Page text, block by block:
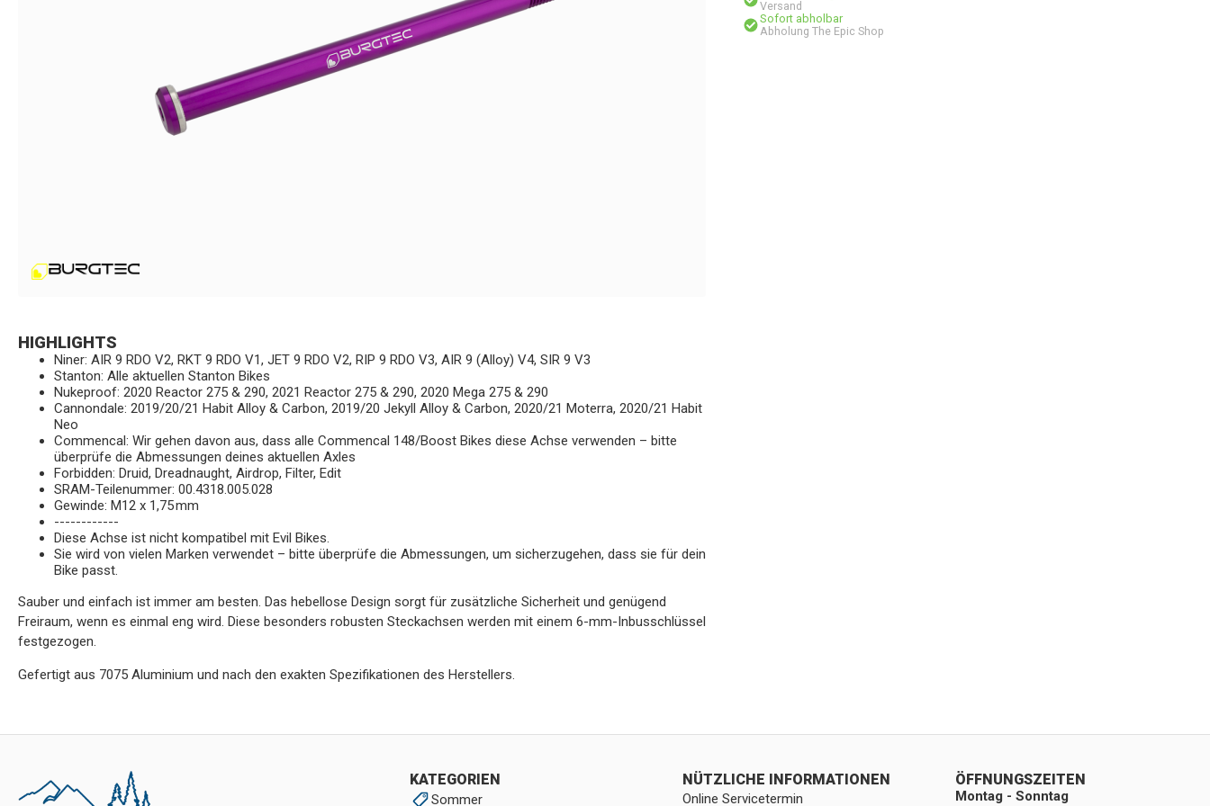
Versand
Sofort abholbar
Abholung The Epic Shop
HIGHLIGHTS
Niner: AIR 9 RDO V2, RKT 9 RDO V1, JET 9 RDO V2, RIP 9 RDO V3, AIR 9 (Alloy) V4, SIR 9 V3
Stanton: Alle aktuellen Stanton Bikes
Nukeproof: 2020 Reactor 275 & 290, 2021 Reactor 275 & 290, 2020 Mega 275 & 290
Cannondale: 2019/20/21 Habit Alloy & Carbon, 2019/20 Jekyll Alloy & Carbon, 2020/21 Moterra, 2020/21 Habit
Neo
Commencal: Wir gehen davon aus, dass alle Commencal 148/Boost Bikes diese Achse verwenden – bitte
überprüfe die Abmessungen deines aktuellen Axles
Forbidden: Druid, Dreadnaught, Airdrop, Filter, Edit
SRAM-Teilenummer: 00.4318.005.028
Gewinde: M12 x 1,75 mm
------------
Diese Achse ist nicht kompatibel mit Evil Bikes.
Sie wird von vielen Marken verwendet – bitte überprüfe die Abmessungen, um sicherzugehen, dass sie für dein
Bike passt.
Sauber und einfach ist immer am besten. Das hebellose Design sorgt für zusätzliche Sicherheit und genügend
Freiraum, wenn es einmal eng wird. Diese besonders robusten Steckachsen werden mit einem 6-mm-Inbusschlüssel
festgezogen.
Gefertigt aus 7075 Aluminium und nach den exakten Spezifikationen des Herstellers.
KATEGORIEN
Sommer
NÜTZLICHE INFORMATIONEN
Online Servicetermin
ÖFFNUNGSZEITEN
Montag - Sonntag